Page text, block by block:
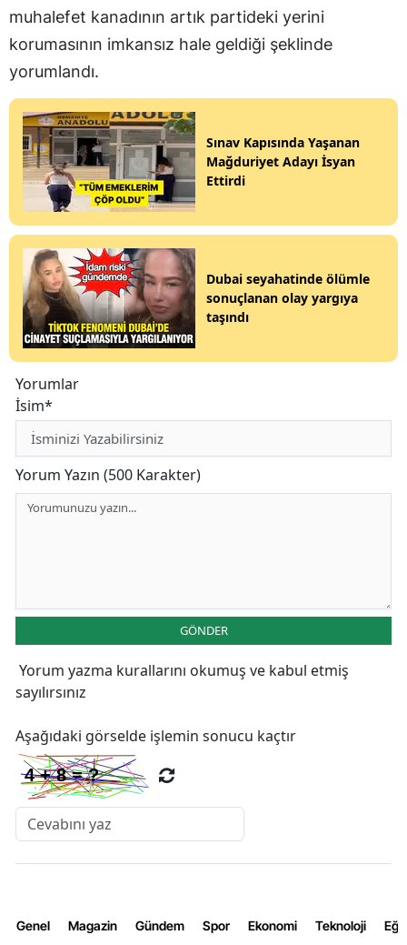
muhalefet kanadının artık partideki yerini
korumasının imkansız hale geldiği şeklinde
yorumlandı.
Sınav Kapısında Yaşanan
Mağduriyet Adayı İsyan
Ettirdi
Dubai seyahatinde ölümle
sonuçlanan olay yargıya
taşındı
Yorumlar
İsim*
Yorum Yazın (500 Karakter)
GÖNDER
Yorum yazma kurallarını okumuş ve kabul etmiş
sayılırsınız
Aşağıdaki görselde işlemin sonucu kaçtır
Genel Magazin Gündem Spor Ekonomi Teknoloji